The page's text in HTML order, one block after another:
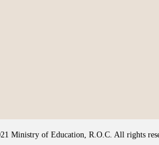
Ministry of Education, R.O.C. All rights